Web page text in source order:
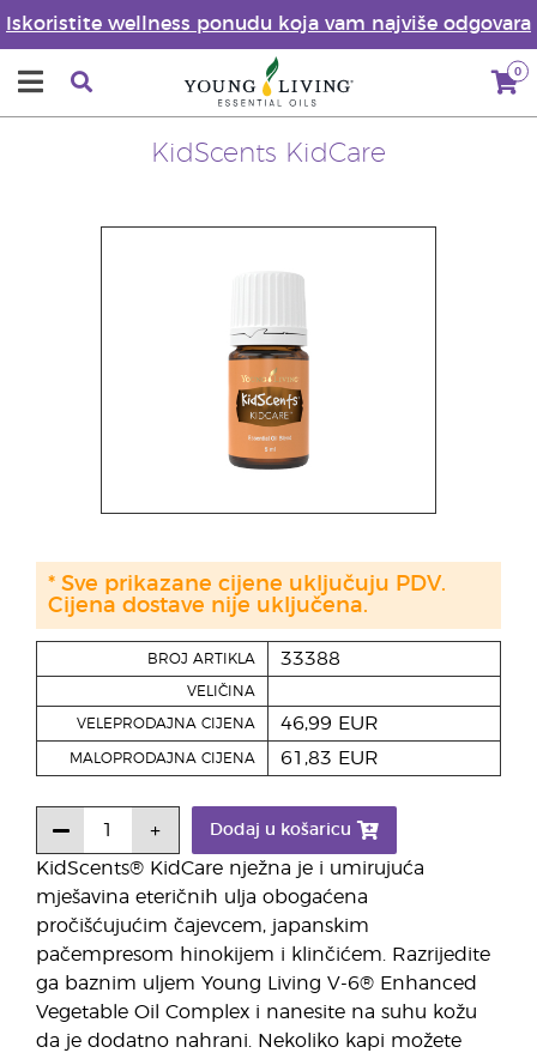
Iskoristite wellness ponudu koja vam najviše odgovara
0
KidScents KidCare
KidScents® KidCare nježna je i umirujuća
mješavina eteričnih ulja obogaćena
pročišćujućim čajevcem, japanskim
pačempresom hinokijem i klinčićem. Razrijedite
ga baznim uljem Young Living V-6® Enhanced
Vegetable Oil Complex i nanesite na suhu kožu
da je dodatno nahrani. Nekoliko kapi možete
BROJ ARTIKLA 33388
VELIČINA
VELEPRODAJNA CIJENA 46,99 EUR
MALOPRODAJNA CIJENA 61,83 EUR
Dodaj u košaricu
* Sve prikazane cijene uključuju PDV.
Cijena dostave nije uključena.